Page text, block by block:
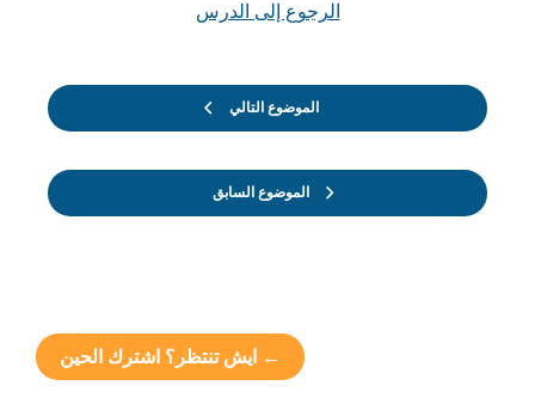
الموضوع السابق
الرجوع إلى الدرس
الموضوع التالي
← ايش تنتظر؟ اشترك الحين